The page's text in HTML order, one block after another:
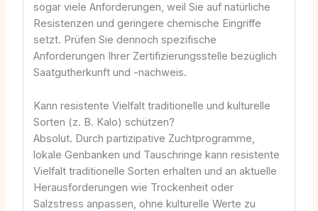
sogar viele Anforderungen, weil Sie auf natürliche
Resistenzen und geringere chemische Eingriffe
setzt. Prüfen Sie dennoch spezifische
Anforderungen Ihrer Zertifizierungsstelle bezüglich
Saatgutherkunft und -nachweis.
Kann resistente Vielfalt traditionelle und kulturelle
Sorten (z. B. Kalo) schützen?
Absolut. Durch partizipative Zuchtprogramme,
lokale Genbanken und Tauschringe kann resistente
Vielfalt traditionelle Sorten erhalten und an aktuelle
Herausforderungen wie Trockenheit oder
Salzstress anpassen, ohne kulturelle Werte zu